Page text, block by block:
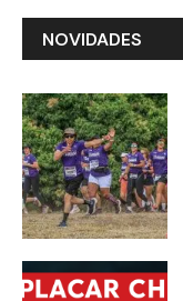
NOVIDADES